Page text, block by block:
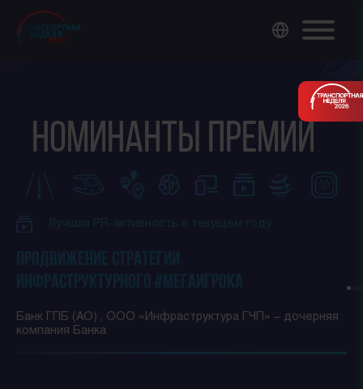
Номинанты премии
Лучшая PR-активность в текущем году
Банк ГПБ (АО) , ООО «Инфраструктура ГЧП» – дочерняя
компания Банка